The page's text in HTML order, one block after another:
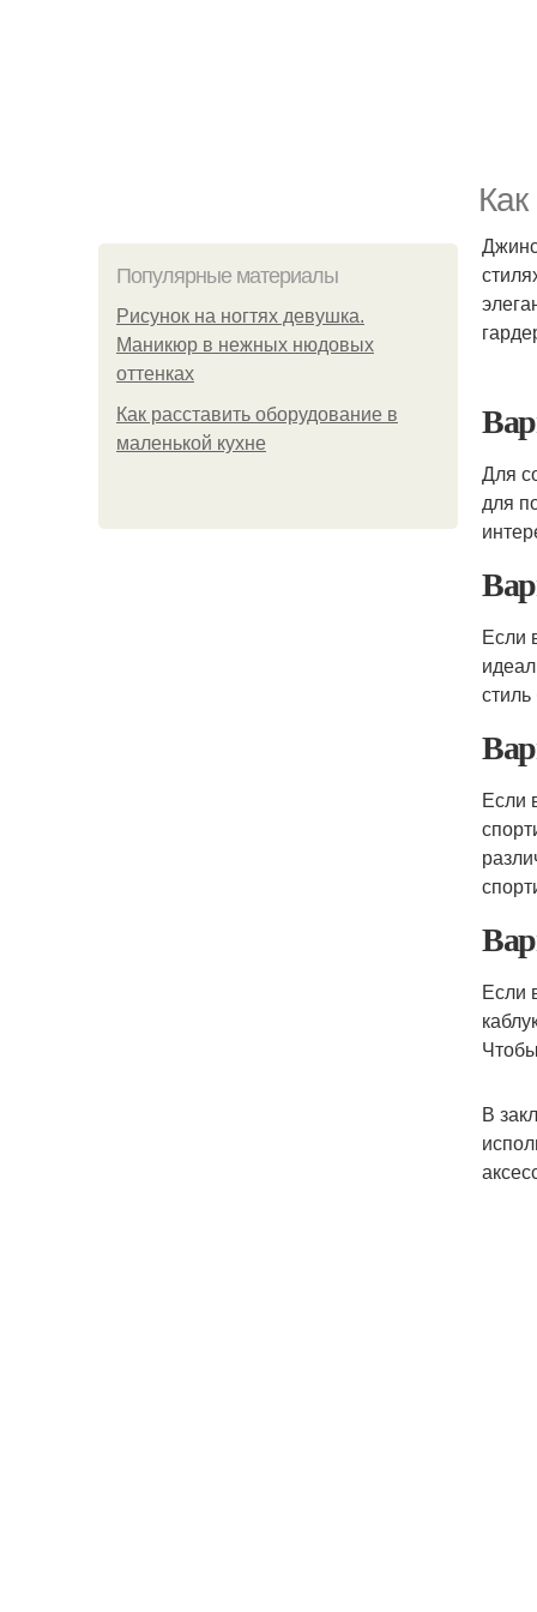
Популярные материалы
Рисунок на ногтях девушка.
Маникюр в нежных нюдовых
оттенках
Как расставить оборудование в
маленькой кухне
Для
для
Если
Если
Если
В